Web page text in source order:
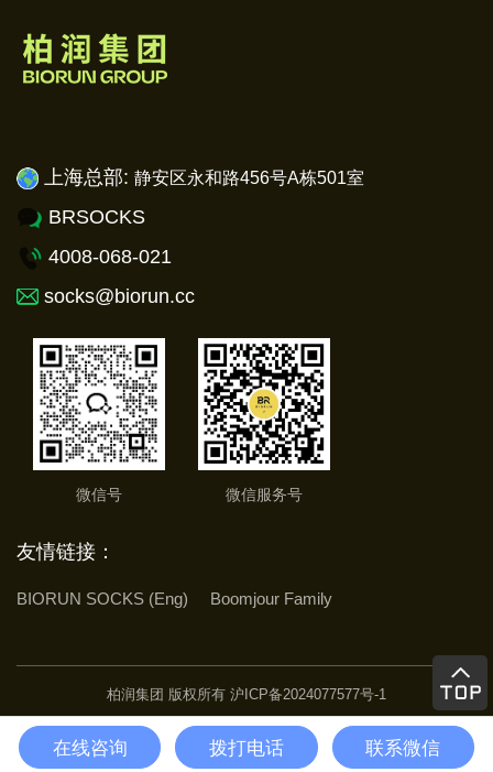
上海总部: 静安区永和路456号A栋501室
BRSOCKS
4008-068-021
socks@biorun.cc
微信号 微信服务号
友情链接：
BIORUN SOCKS (Eng) Boomjour Family
柏润集团 版权所有 沪ICP备2024077577号-1
在线咨询 拨打电话 联系微信